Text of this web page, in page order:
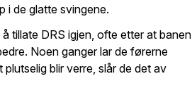
i de glatte svingene.
tillate DRS igjen, ofte etter at banen
Noen ganger lar de førerne
blir verre, slår de det av